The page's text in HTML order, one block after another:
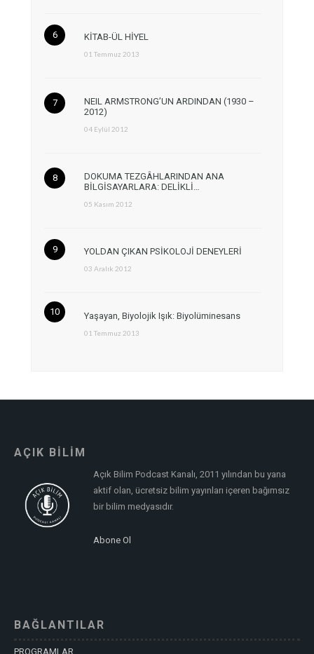
KİTAB-ÜL HİYEL
01 Temmuz 2013
NEIL ARMSTRONG’UN ARDINDAN (1930 –
2012)
04 Eylül 2012
DOKUMA TEZGÂHLARINDAN ANA
BİLGİSAYARLARA: DELİKLİ…
05 Kasım 2012
YOLDAN ÇIKAN PSİKOLOJİ DENEYLERİ
03 Aralık 2012
Yaşayan, Biyolojik Işık: Biyolüminesans
01 Temmuz 2013
AÇIK BİLİM
Açık Bilim Podcast Kanalı, 2011 yılından bu yana
aktif olan, ücretsiz bilim yayınları içeren bağımsız
bir bilim medyasıdır.
Abone Ol
BAĞLANTILAR
PROGRAMLAR